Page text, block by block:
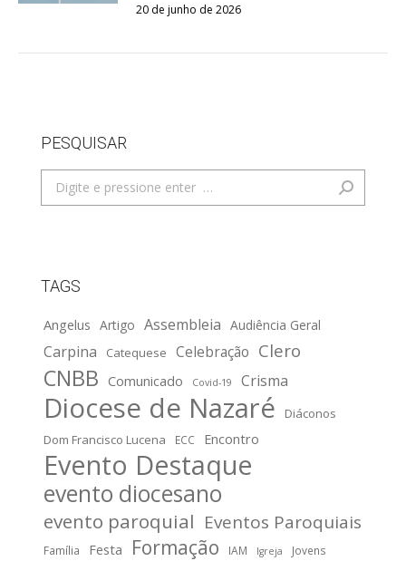
20 de junho de 2026
PESQUISAR
Search:
TAGS
Angelus Artigo Assembleia Audiência Geral
Carpina Catequese Celebração Clero
CNBB Comunicado Covid-19 Crisma
Diocese de Nazaré
Diáconos
Dom Francisco Lucena
ECC Encontro
Evento Destaque
evento diocesano
evento paroquial Eventos Paroquiais
Família Festa Formação IAM Igreja Jovens